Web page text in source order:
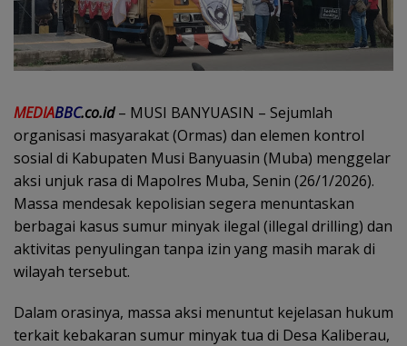
MEDIABBC.co.id– MUSI BANYUASIN – Sejumlah
organisasi masyarakat (Ormas) dan elemen kontrol
sosial di Kabupaten Musi Banyuasin (Muba) menggelar
aksi unjuk rasa di Mapolres Muba, Senin (26/1/2026).
Massa mendesak kepolisian segera menuntaskan
berbagai kasus sumur minyak ilegal (illegal drilling) dan
aktivitas penyulingan tanpa izin yang masih marak di
wilayah tersebut.
Dalam orasinya, massa aksi menuntut kejelasan hukum
terkait kebakaran sumur minyak tua di Desa Kaliberau,